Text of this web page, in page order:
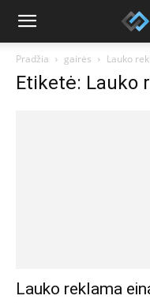
Pradžia gairės Lauko
Etiketė: Lauko
Lauko reklama